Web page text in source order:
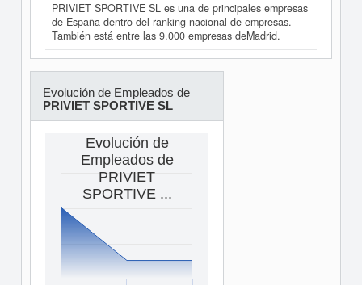
PRIVIET SPORTIVE SL es una de principales empresas
de España dentro del ranking nacional de empresas.
También está entre las 9.000 empresas deMadrid.
Evolución de Empleados de
PRIVIET SPORTIVE SL
Evolución de
Empleados de
PRIVIET
SPORTIVE ...